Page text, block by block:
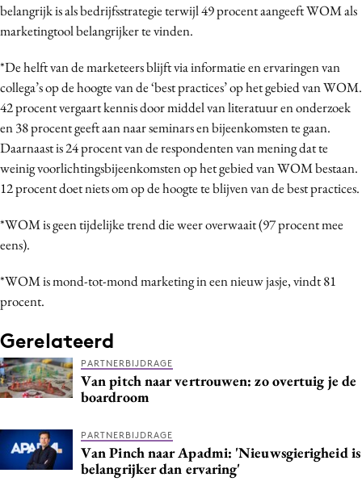
belangrijk is als bedrijfsstrategie terwijl 49 procent aangeeft WOM als
marketingtool belangrijker te vinden.
*De helft van de marketeers blijft via informatie en ervaringen van
collega’s op de hoogte van de ‘best practices’ op het gebied van WOM.
42 procent vergaart kennis door middel van literatuur en onderzoek
en 38 procent geeft aan naar seminars en bijeenkomsten te gaan.
Daarnaast is 24 procent van de respondenten van mening dat te
weinig voorlichtingsbijeenkomsten op het gebied van WOM bestaan.
12 procent doet niets om op de hoogte te blijven van de best practices.
*WOM is geen tijdelijke trend die weer overwaait (97 procent mee
eens).
*WOM is mond-tot-mond marketing in een nieuw jasje, vindt 81
procent.
Gerelateerd
PARTNERBIJDRAGE
Van pitch naar vertrouwen: zo overtuig je de
boardroom
PARTNERBIJDRAGE
Van Pinch naar Apadmi: 'Nieuwsgierigheid is
belangrijker dan ervaring'